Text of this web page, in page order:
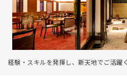
経験・スキルを発揮し、新天地でご活躍